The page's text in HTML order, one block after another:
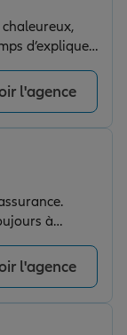
chaleureux,
d’expliquer
clients avec
hésitation.
l'agence
à
l'agence